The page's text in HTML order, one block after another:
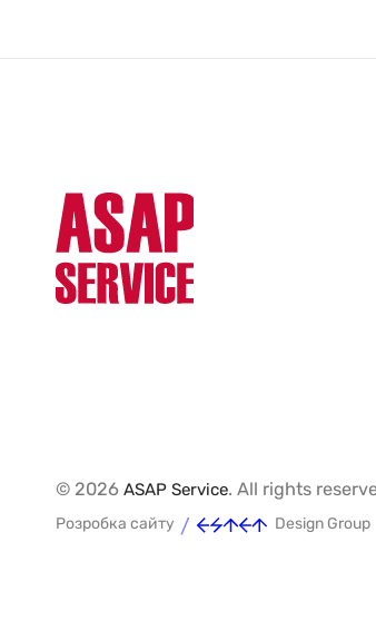
© 2026 ASAP Service. All rights
Розробка сайту / Design Group